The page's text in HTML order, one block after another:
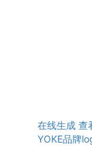
在线生成 查
YOKE品牌